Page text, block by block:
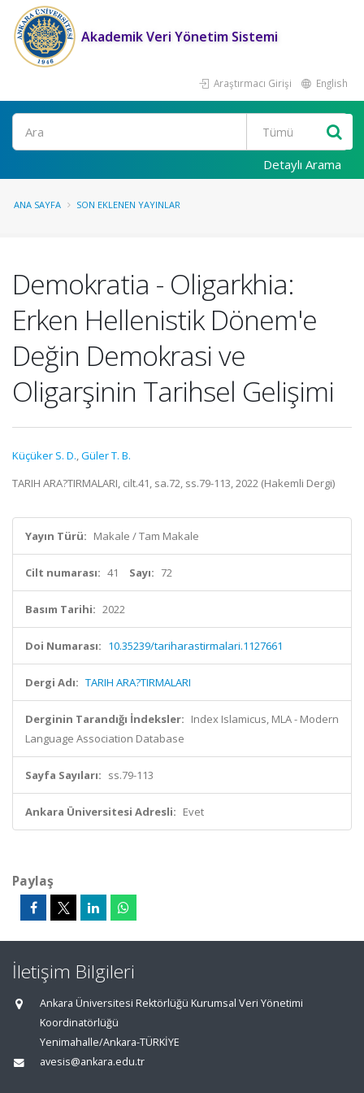
Akademik Veri Yönetim Sistemi
Araştırmacı Girişi English
Ara
Detaylı Arama
ANA SAYFA SON EKLENEN YAYINLAR
Demokratia - Oligarkhia:
Erken Hellenistik Dönem'e
Değin Demokrasi ve
Oligarşinin Tarihsel Gelişimi
Küçüker S. D.,Güler T. B.
TARIH ARA?TIRMALARI, cilt.41, sa.72, ss.79-113, 2022 (Hakemli Dergi)
Yayın Türü: Makale / Tam Makale
Cilt numarası: 41 Sayı: 72
Basım Tarihi: 2022
Doi Numarası: 10.35239/tariharastirmalari.1127661
Dergi Adı: TARIH ARA?TIRMALARI
Derginin Tarandığı İndeksler: Index Islamicus, MLA - Modern
Language Association Database
Sayfa Sayıları: ss.79-113
Ankara Üniversitesi Adresli: Evet
Paylaş
İletişim Bilgileri
Ankara Üniversitesi Rektörlüğü Kurumsal Veri Yönetimi
Koordinatörlüğü
Yenimahalle/Ankara-TÜRKİYE
avesis@ankara.edu.tr